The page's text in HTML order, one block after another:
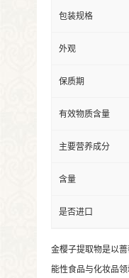
包装规格
外观
保质期
有效物质含量
主要营养成分
含量
是否进口
金樱子提取物是以
能性食品与化妆品领